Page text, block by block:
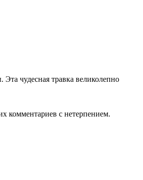
чудесная травка великолепно
комментариев с нетерпением.